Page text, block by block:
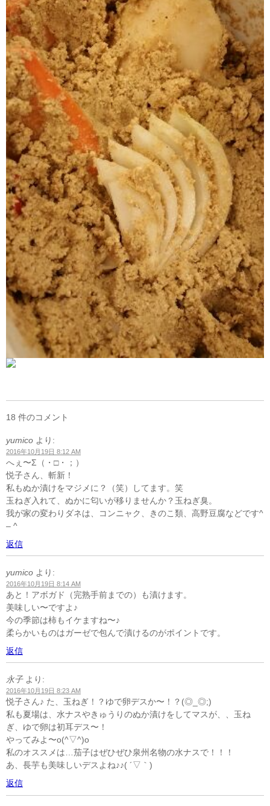
18 件のコメント
yumico より:
2016年10月19日 8:12 AM
へぇ〜Σ（・□・；）
悦子さん、斬新！
私もぬか漬けをマジメに？（笑）してます。笑
玉ねぎ入れて、ぬかに匂いが移りませんか？玉ねぎ臭。
我が家の変わりダネは、コンニャク、きのこ類、高野豆腐などです^
– ^
返信
yumico より:
2016年10月19日 8:14 AM
あと！アボガド（完熟手前までの）も漬けます。
美味しい〜ですよ♪
今の季節は柿もイケますね〜♪
柔らかいものはガーゼで包んで漬けるのがポイントです。
返信
永子 より:
2016年10月19日 8:23 AM
悦子さん♪ た、玉ねぎ！？ゆで卵デスか〜！？(◎_◎;)
私も夏場は、水ナスやきゅうりのぬか漬けをしてマスが、、玉ね
ぎ、ゆで卵は初耳デス〜！
やってみよ〜o(^▽^)o
私のオススメは…茄子はぜひぜひ泉州名物の水ナスで！！！
あ、長芋も美味しいデスよね♪♪( ´▽｀)
返信